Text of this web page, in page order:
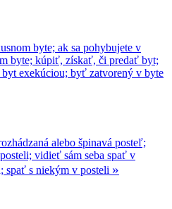
byte; ak sa pohybujete v
byte; kúpiť, získať, či predať byt;
exekúciou; byť zatvorený v byte
alebo špinavá posteľ;
vidieť sám seba spať v
spať s niekým v posteli »